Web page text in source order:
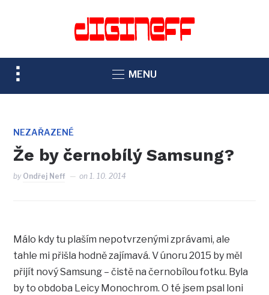
TOGGLE
SIDEBAR
NAVIGATION
MENU
NEZAŘAZENÉ
Že by černobílý Samsung?
by Ondřej Neff on1. 10. 2014
Málo kdy tu plaším nepotvrzenými zprávami, ale
tahle mi přišla hodně zajímavá. V únoru 2015 by měl
přijít nový Samsung – čistě na černobílou fotku. Byla
by to obdoba Leicy Monochrom. O té jsem psal loni